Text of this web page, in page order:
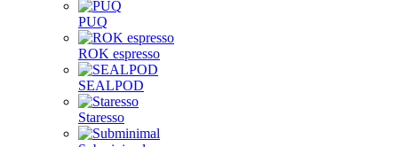
PUQ
ROK espresso
SEALPOD
Staresso